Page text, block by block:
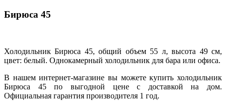
Бирюса 45
Холодильник Бирюса 45, общий объем 55 л, высота 49 см,
цвет: белый. Однокамерный холодильник для бара или офиса.
В нашем интернет-магазине вы можете купить холодильник
Бирюса 45 по выгодной цене с доставкой на дом.
Официальная гарантия производителя 1 год.